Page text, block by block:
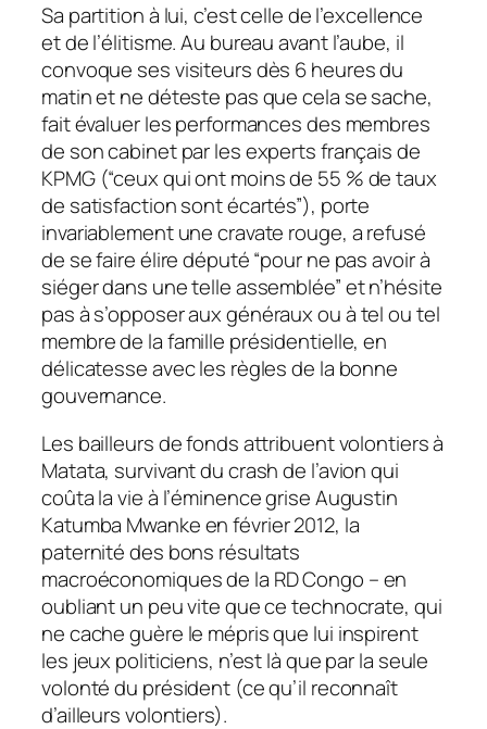
Sa partition à lui, c’est celle de l’excellence
et de l’élitisme. Au bureau avant l’aube, il
convoque ses visiteurs dès 6 heures du
matin et ne déteste pas que cela se sache,
fait évaluer les performances des membres
de son cabinet par les experts français de
KPMG (“ceux qui ont moins de 55 % de taux
de satisfaction sont écartés”), porte
invariablement une cravate rouge, a refusé
de se faire élire député “pour ne pas avoir à
siéger dans une telle assemblée” et n’hésite
pas à s’opposer aux généraux ou à tel ou tel
membre de la famille présidentielle, en
délicatesse avec les règles de la bonne
gouvernance.
Les bailleurs de fonds attribuent volontiers à
Matata, survivant du crash de l’avion qui
coûta la vie à l’éminence grise Augustin
Katumba Mwanke en février 2012, la
paternité des bons résultats
macroéconomiques de la RD Congo – en
oubliant un peu vite que ce technocrate, qui
ne cache guère le mépris que lui inspirent
les jeux politiciens, n’est là que par la seule
volonté du président (ce qu’il reconnaît
d’ailleurs volontiers).